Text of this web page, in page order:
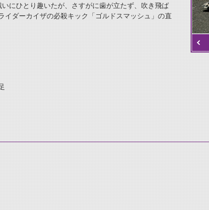
にひとり趣いたが、さすがに歯が立たず、吹き飛ば
イダーカイザの必殺キック「ゴルドスマッシュ」の直thumbnail Next